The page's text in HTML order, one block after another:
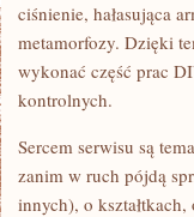
ciśnienie, hałasująca
metamorfozy. Dzięki
wykonać część prac
kontrolnych.
Sercem serwisu są
zanim w ruch pójdą
innych), o